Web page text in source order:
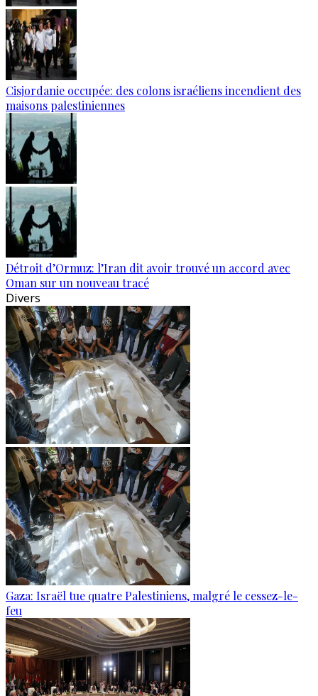
Cisjordanie occupée: des colons israéliens incendient des
maisons palestiniennes
Détroit d’Ormuz: l’Iran dit avoir trouvé un accord avec
Oman sur un nouveau tracé
Divers
Gaza: Israël tue quatre Palestiniens, malgré le cessez-le-
feu